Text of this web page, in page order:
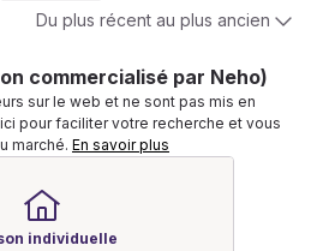
Du plus récent au plus ancien
commercialisé par Neho)
sur le web et ne sont pas mis en
pour faciliter votre recherche et vous
marché. En savoir plus
individuelle